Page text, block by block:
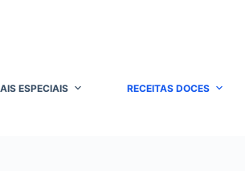
ESPECIAIS RECEITAS DOCES